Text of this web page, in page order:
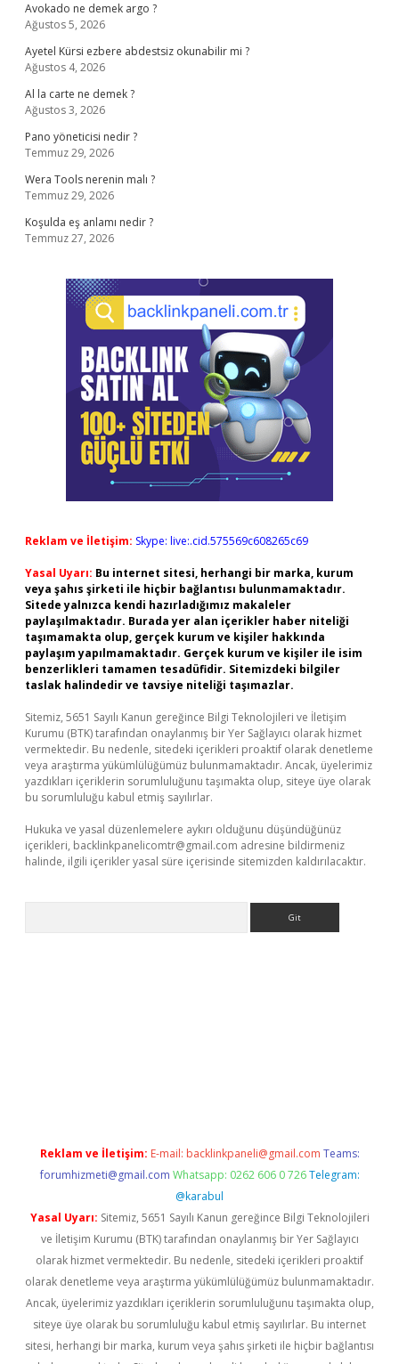
Avokado ne demek argo ?
Ağustos 5, 2026
Ayetel Kürsi ezbere abdestsiz okunabilir mi ?
Ağustos 4, 2026
Al la carte ne demek ?
Ağustos 3, 2026
Pano yöneticisi nedir ?
Temmuz 29, 2026
Wera Tools nerenin malı ?
Temmuz 29, 2026
Koşulda eş anlamı nedir ?
Temmuz 27, 2026
Reklam ve İletişim: Skype: live:.cid.575569c608265c69
Yasal Uyarı: Bu internet sitesi, herhangi bir marka, kurum
veya şahıs şirketi ile hiçbir bağlantısı bulunmamaktadır.
Sitede yalnızca kendi hazırladığımız makaleler
paylaşılmaktadır. Burada yer alan içerikler haber niteliği
taşımamakta olup, gerçek kurum ve kişiler hakkında
paylaşım yapılmamaktadır. Gerçek kurum ve kişiler ile isim
benzerlikleri tamamen tesadüfidir. Sitemizdeki bilgiler
taslak halindedir ve tavsiye niteliği taşımazlar.
Sitemiz, 5651 Sayılı Kanun gereğince Bilgi Teknolojileri ve İletişim
Kurumu (BTK) tarafından onaylanmış bir Yer Sağlayıcı olarak hizmet
vermektedir. Bu nedenle, sitedeki içerikleri proaktif olarak denetleme
veya araştırma yükümlülüğümüz bulunmamaktadır. Ancak, üyelerimiz
yazdıkları içeriklerin sorumluluğunu taşımakta olup, siteye üye olarak
bu sorumluluğu kabul etmiş sayılırlar.
Hukuka ve yasal düzenlemelere aykırı olduğunu düşündüğünüz
içerikleri, backlinkpanelicomtr@gmail.com adresine bildirmeniz
halinde, ilgili içerikler yasal süre içerisinde sitemizden kaldırılacaktır.
Reklam ve İletişim: E-mail: backlinkpaneli@gmail.com Teams:
forumhizmeti@gmail.com Whatsapp: 0262 606 0 726 Telegram:
@karabul
Yasal Uyarı: Sitemiz, 5651 Sayılı Kanun gereğince Bilgi Teknolojileri
ve İletişim Kurumu (BTK) tarafından onaylanmış bir Yer Sağlayıcı
olarak hizmet vermektedir. Bu nedenle, sitedeki içerikleri proaktif
olarak denetleme veya araştırma yükümlülüğümüz bulunmamaktadır.
Ancak, üyelerimiz yazdıkları içeriklerin sorumluluğunu taşımakta olup,
siteye üye olarak bu sorumluluğu kabul etmiş sayılırlar. Bu internet
sitesi, herhangi bir marka, kurum veya şahıs şirketi ile hiçbir bağlantısı